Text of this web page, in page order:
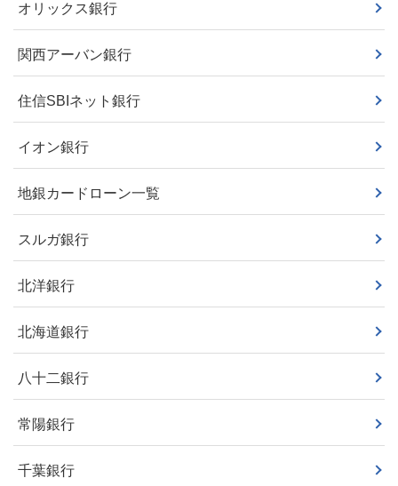
オリックス銀行
関西アーバン銀行
住信SBIネット銀行
イオン銀行
地銀カードローン一覧
スルガ銀行
北洋銀行
北海道銀行
八十二銀行
常陽銀行
千葉銀行